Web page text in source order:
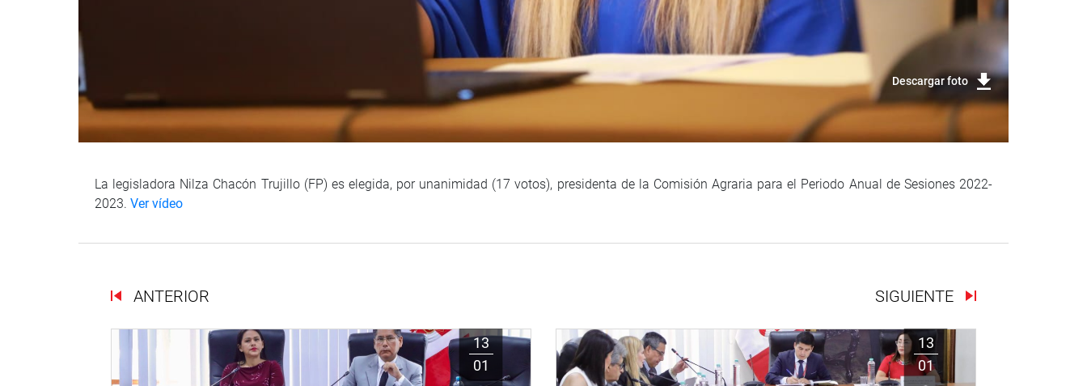
Descargar foto
La legisladora Nilza Chacón Trujillo (FP) es elegida, por unanimidad (17 votos), presidenta de la Comisión Agraria para el Periodo Anual de Sesiones 2022-
2023. Ver vídeo
ANTERIOR SIGUIENTE
13
01
13
01